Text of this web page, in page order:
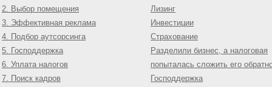
2. Выбор помещения
3. Эффективная реклама
4. Подбор аутсорсинга
5. Господдержка
6. Уплата налогов
7. Поиск кадров
Лизинг
Инвестиции
Страхование
Разделили бизнес, а налоговая
попыталась сложить его
Господдержка